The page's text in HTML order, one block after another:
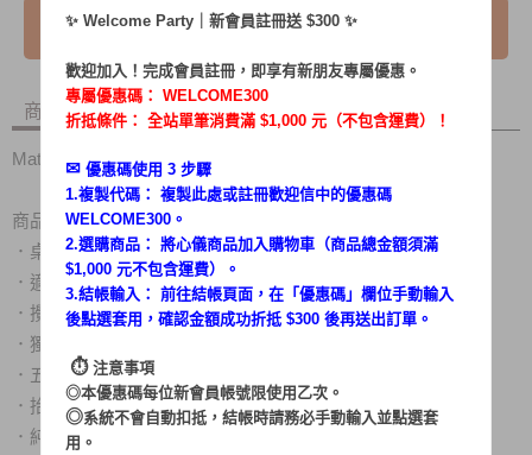
我要詢問
商品內容 商品討論
Matric 蜜桃甜心旋轉攪拌機 MG-TM2002R
商品特色：
． 桌上/手持二用型，用途更多元化
． 適用中西式食物調理，點心烘培的最佳幫手
． 攪拌、混合、揉捏麵團，讓點心製作過程更省力
． 獨家攪拌桶可自動旋轉功能，讓攪拌更加均勻
． 五段調速+Turbo加速功能，滿足各種攪拌轉速需求
． 抬頭式結構設計，退棒/投料/取桶使用更方便
． 純銅線馬達結構，延長商品使用壽命
✨ Welcome Party｜新會員註冊送 $300 ✨
歡迎加入！完成會員註冊，即享有新朋友專屬優惠。
專屬優惠碼： WELCOME300
折抵條件： 全站單筆消費滿 $1,000 元（不包含運費）！
✉︎ 優惠碼使用 3 步驟
1.複製代碼： 複製此處或註冊歡迎信中的優惠碼
WELCOME300。
2.選購商品： 將心儀商品加入購物車（商品總金額須滿
$1,000 元不包含運費）。
3.結帳輸入： 前往結帳頁面，在「 優惠碼 」欄位手動輸入
後點選套用，確認金額成功折抵 $300 後再送出訂單。
⏱︎ 注意事項
◎本優惠碼每位新會員帳號限使用乙次。
◎系統不會自動扣抵，結帳時請務必手動輸入並點選套
用。